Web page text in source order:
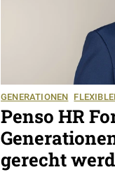
GENERATIONEN
Penso HR
gerecht